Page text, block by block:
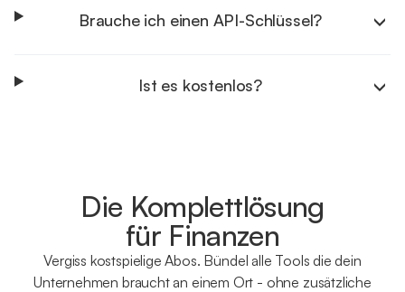
Brauche ich einen API-Schlüssel?
Ist es kostenlos?
Die Komplettlösung
für Finanzen
Vergiss kostspielige Abos. Bündel alle Tools die dein
Unternehmen braucht an einem Ort - ohne zusätzliche